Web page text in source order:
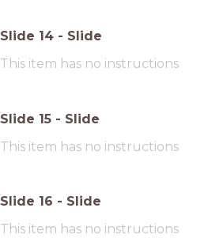
Slide 14 - Slide
This item has no instructions
Slide 15 - Slide
This item has no instructions
Slide 16 - Slide
This item has no instructions